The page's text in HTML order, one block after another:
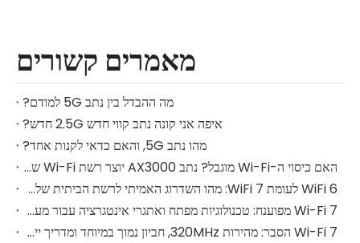
מאמרים קשורים
מה ההבדל בין נתב 5G למודם?
איפה אני קונה נתב קווי חדש 2.5G חדש?
מהו נתב 5G, והאם כדאי לקנות אחד?
האם כיסוי ה-Wi-Fi מוגבל? נתב AX3000 יוצר רשת Wi-Fi של כל הבית
WiFi 6 לעומת WiFi 7: מהו השדרוג האמיתי לרשת הביתית שלך?
Wi-Fi 7 מפוענח: טכנולוגיות מפתח ואתגרי אינטגרציה עבור מעצבי חומרה
Wi-Fi 7 הסבר: מהירות 320MHz, חביון נמוך במיוחד ומדריך יישומים גלובלי